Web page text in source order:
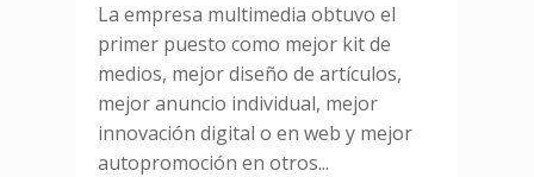
La empresa multimedia obtuvo el
primer puesto como mejor kit de
medios, mejor diseño de artículos,
mejor anuncio individual, mejor
innovación digital o en web y mejor
autopromoción en otros...